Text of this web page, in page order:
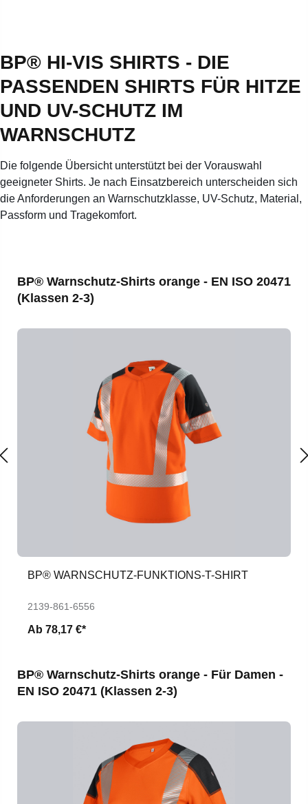
BP® HI-VIS SHIRTS - DIE
PASSENDEN SHIRTS FÜR HITZE
UND UV-SCHUTZ IM
WARNSCHUTZ
Die folgende Übersicht unterstützt bei der Vorauswahl
geeigneter Shirts. Je nach Einsatzbereich unterscheiden sich
die Anforderungen an Warnschutzklasse, UV-Schutz, Material,
Passform und Tragekomfort.
Produktgalerie überspringen
BP® Warnschutz-Shirts orange - EN ISO 20471
(Klassen 2-3)
BP® WARNSCHUTZ-FUNKTIONS-T-SHIRT
2139-861-6556
Ab 78,17 €*
Produktgalerie überspringen
BP® Warnschutz-Shirts orange - Für Damen -
EN ISO 20471 (Klassen 2-3)